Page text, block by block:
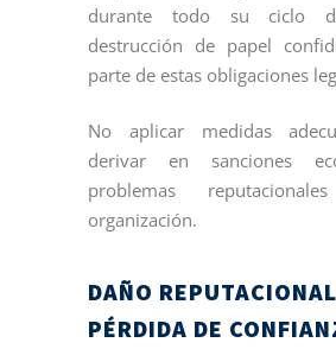
durante todo su ciclo
destrucción de papel
parte de estas obligaciones
No aplicar medidas
derivar en sanciones
problemas
organización.
DAÑO
PÉRDIDA DE